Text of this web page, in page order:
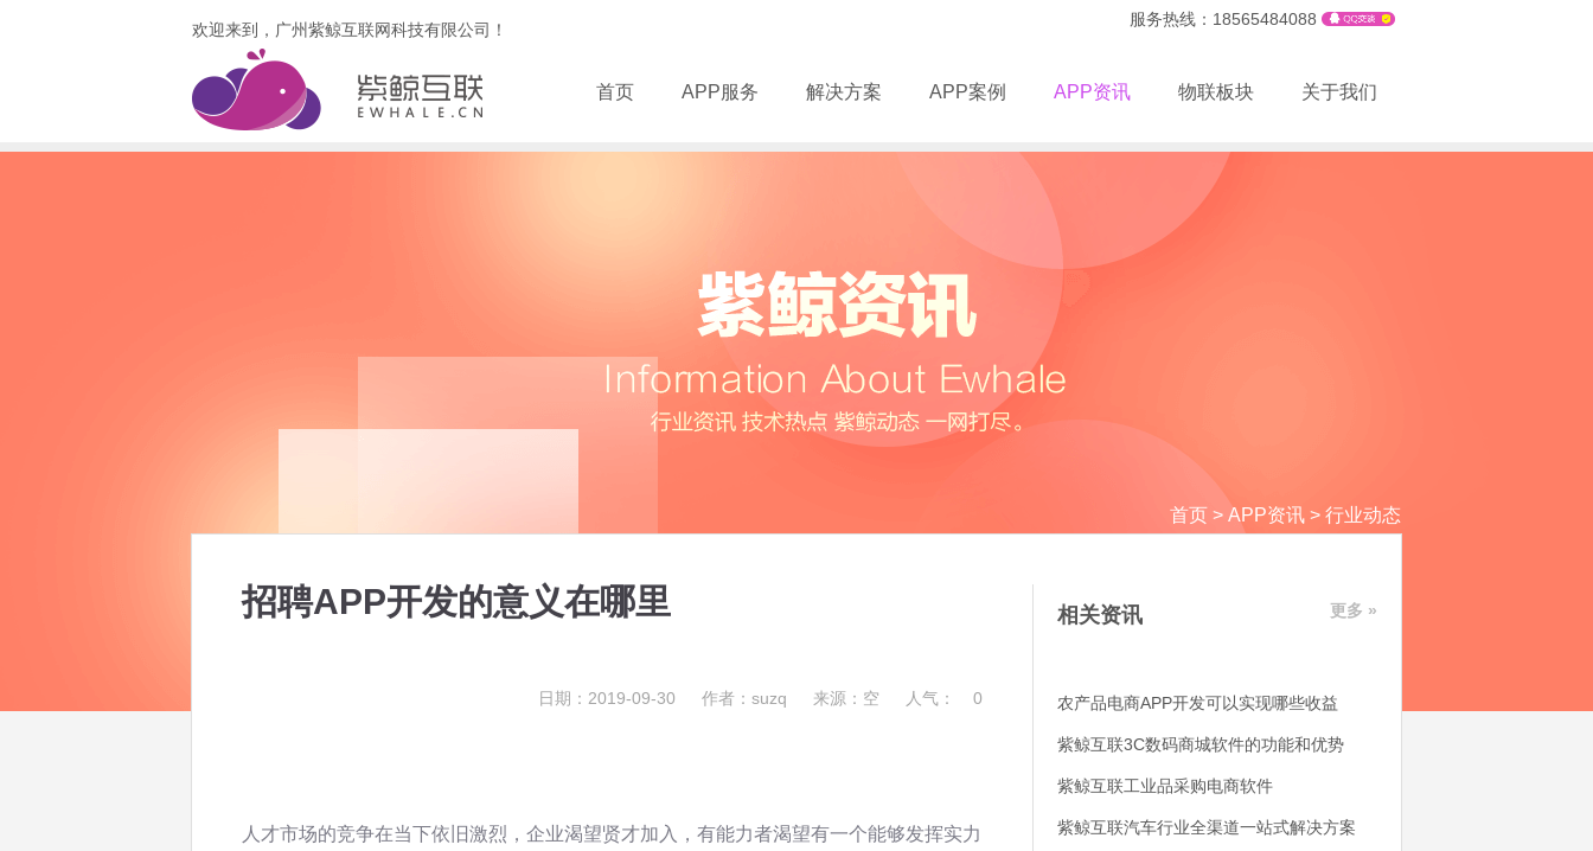
欢迎来到，广州紫鲸互联网科技有限公司！
服务热线：18565484088
首页 APP服务 解决方案 APP案例 APP资讯 物联板块 关于我们
首页 > APP资讯 > 行业动态
招聘APP开发的意义在哪里
日期：2019-09-30 作者：suzq 来源：空 人气： 0
人才市场的竞争在当下依旧激烈，企业渴望贤才加入，有能力者渴望有一个能够发挥实力
相关资讯 更多 »
农产品电商APP开发可以实现哪些收益
紫鲸互联3C数码商城软件的功能和优势
紫鲸互联工业品采购电商软件
紫鲸互联汽车行业全渠道一站式解决方案